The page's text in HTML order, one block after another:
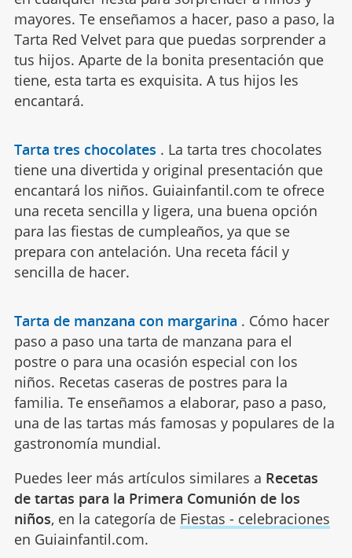
mayores. Te enseñamos a hacer, paso a paso, la
Tarta Red Velvet para que puedas sorprender a
tus hijos. Aparte de la bonita presentación que
tiene, esta tarta es exquisita. A tus hijos les
encantará.
Tarta tres chocolates . La tarta tres chocolates
tiene una divertida y original presentación que
encantará los niños. Guiainfantil.com te ofrece
una receta sencilla y ligera, una buena opción
para las fiestas de cumpleaños, ya que se
prepara con antelación. Una receta fácil y
sencilla de hacer.
Tarta de manzana con margarina . Cómo hacer
paso a paso una tarta de manzana para el
postre o para una ocasión especial con los
niños. Recetas caseras de postres para la
familia. Te enseñamos a elaborar, paso a paso,
una de las tartas más famosas y populares de la
gastronomía mundial.
Puedes leer más artículos similares a Recetas
de tartas para la Primera Comunión de los
niños, en la categoría de Fiestas - celebraciones
en Guiainfantil.com.